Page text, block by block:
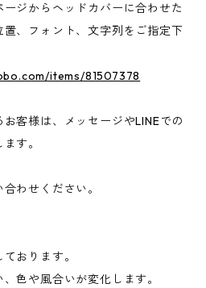
ジからヘッドカバーに合わせた
、フォント、文字列をご指定下
items/81507378
客様は、メッセージやLINEでの
す。
わせください。
おります。
色や風合いが変化します。